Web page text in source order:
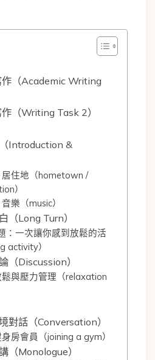
（Academic Writing
（Writing Task 2）
Introduction &
居住地（hometown /
）
樂（music）
（Long Turn）
：一次讓你感到放鬆的活
activity）
（Discussion）
與壓力管理（relaxation
對話（Conversation）
房會員（joining a gym）
（Monologue）